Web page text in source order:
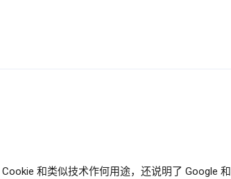
和类似技术作何用途，还说明了 Google